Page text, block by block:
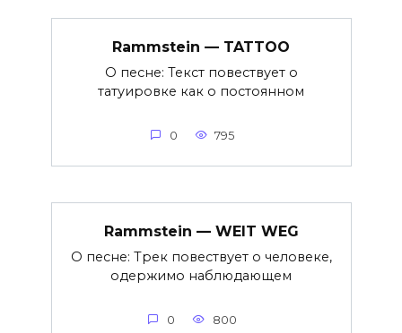
Rammstein — TATTOO
О песне: Текст повествует о
татуировке как о постоянном
0 795
Rammstein — WEIT WEG
О песне: Трек повествует о человеке,
одержимо наблюдающем
0 800